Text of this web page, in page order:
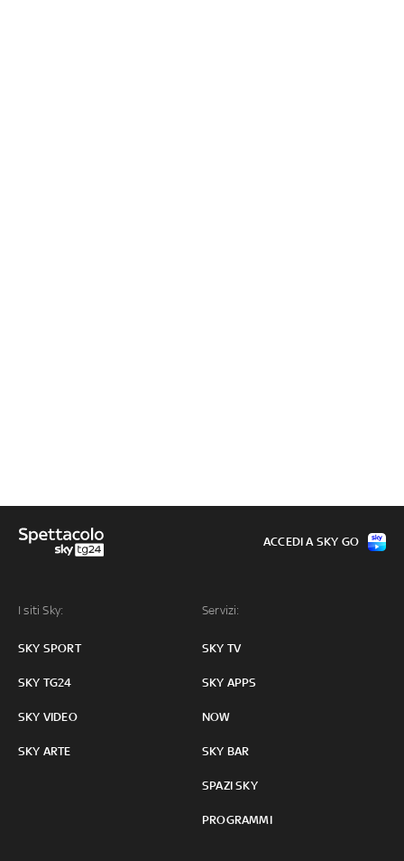
I siti Sky:
SKY SPORT
SKY TG24
SKY VIDEO
SKY ARTE
Servizi:
SKY TV
SKY APPS
NOW
SKY BAR
SPAZI SKY
PROGRAMMI
ACCEDI A SKY GO